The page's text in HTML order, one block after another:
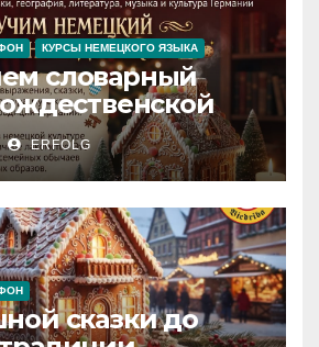
КУРСЫ НЕМЕЦКОГО ЯЗЫКА
словарный
Учим немецкий
Lebkuchenhaus
ERFOLG
сказки до